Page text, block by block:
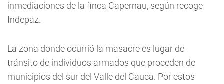
inmediaciones de la finca Capernau, según recoge
Indepaz.
La zona donde ocurrió la masacre es lugar de
tránsito de individuos armados que proceden de
municipios del sur del Valle del Cauca. Por estos